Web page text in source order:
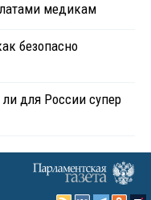
медикам
безопасно
для России супер